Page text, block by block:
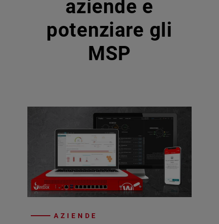
aziende e
potenziare gli
MSP
AZIENDE